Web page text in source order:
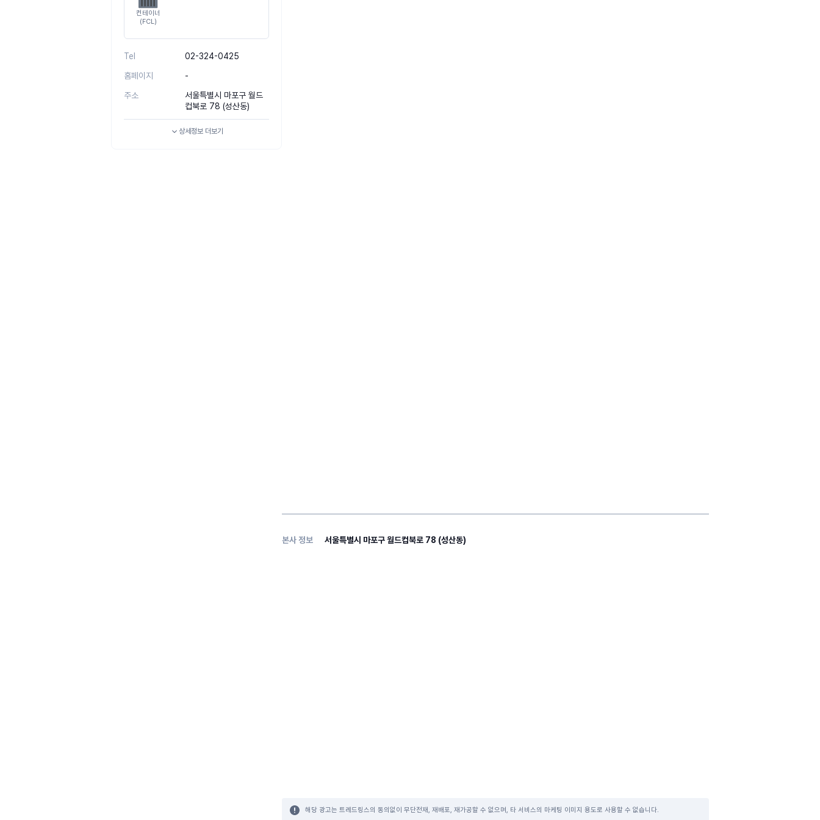
컨테이너
(FCL)
Tel
02-324-0425
홈페이지
-
주소
서울특별시 마포구 월드
컵북로 78 (성산동)
상세정보 더보기
본사 정보 서울특별시 마포구 월드컵북로 78 (성산동)
해당 광고는 트레드링스의 동의없이 무단전재, 재배포, 재가공할 수 없으며, 타 서비스의 마케팅 이미지 용도로 사용할 수 없습니다.